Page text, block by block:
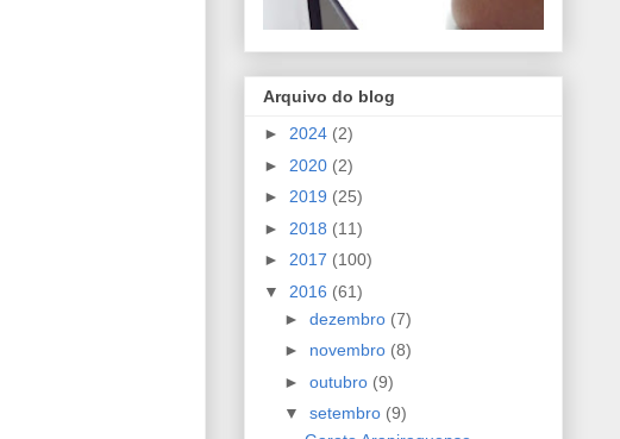
Arquivo do blog
► 2024 (2)
► 2020 (2)
► 2019 (25)
► 2018 (11)
► 2017 (100)
▼ 2016 (61)
► dezembro (7)
► novembro (8)
► outubro (9)
▼ setembro (9)